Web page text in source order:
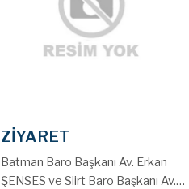
ZİYARET
Batman Baro Başkanı Av. Erkan
ŞENSES ve Siirt Baro Başkanı Av.